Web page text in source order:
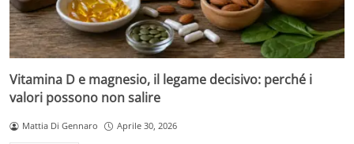
Vitamina D e magnesio, il legame decisivo: perché i
valori possono non salire
Mattia Di Gennaro Aprile 30, 2026